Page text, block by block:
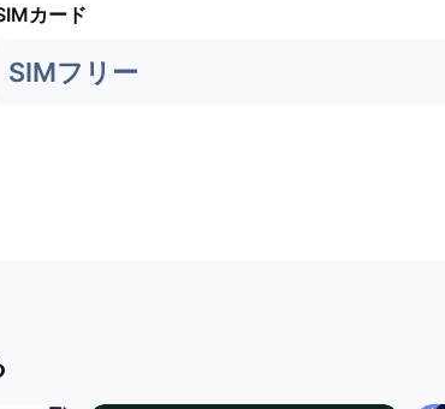
カード
SIMフリー